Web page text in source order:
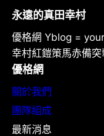
永遠的真田幸村
優格網 Yblog =
幸村紅鎧策馬赤備
優格網
關於我們
團隊組成
最新消息